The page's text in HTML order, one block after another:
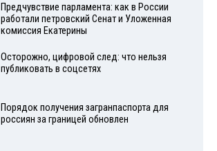
Предчувствие парламента: как в России
работали петровский Сенат и Уложенная
комиссия Екатерины
Осторожно, цифровой след: что нельзя
публиковать в соцсетях
Порядок получения загранпаспорта для
россиян за границей обновлен